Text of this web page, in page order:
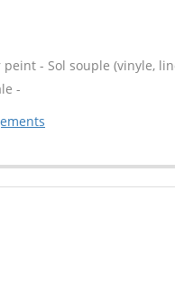
- Sol souple (vinyle,
-